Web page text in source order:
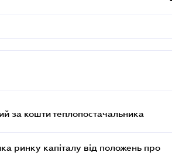
за кошти теплопостачальника
ринку капіталу від положень про